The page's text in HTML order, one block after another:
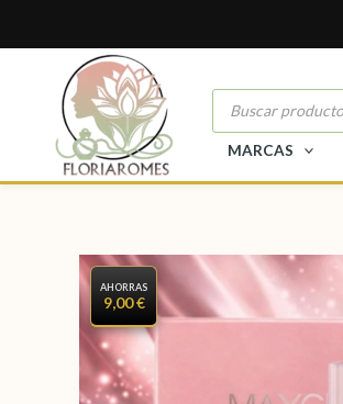
MARCAS
AHORRAS
9,00 €